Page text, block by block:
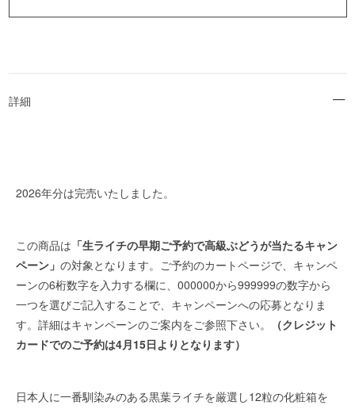
詳細
2026年分は完売いたしました。
この商品は 「生ライチの早期ご予約で高級ぶどうが当たるキャン
ペーン」の対象となります。ご予約のカートページで、キャンペ
ーンの6桁数字を入力する欄に、000000から999999の数字から
一つを選びご記入することで、キャンペーンへの応募となりま
す。詳細はキャンペーンのご案内をご参照下さい。
（クレジット
カードでのご予約は4月15日よりとなります）
日本人に一番馴染みのある黒葉ライチを厳選し12粒の化粧箱を